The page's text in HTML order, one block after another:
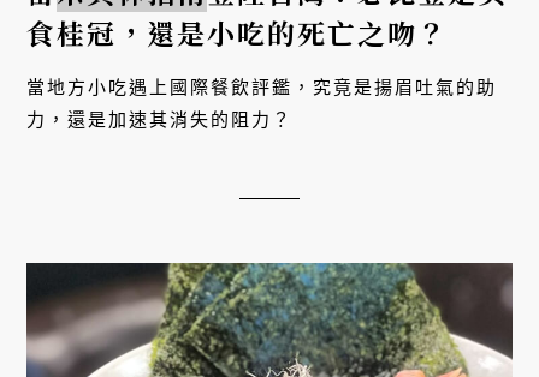
食桂冠，還是小吃的死亡之吻？
當地方小吃遇上國際餐飲評鑑，究竟是揚眉吐氣的助
力，還是加速其消失的阻力？